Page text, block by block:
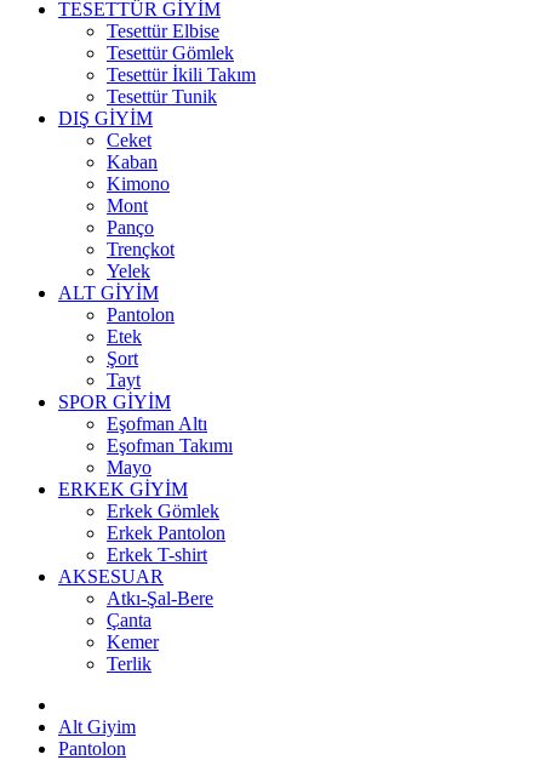
TESETTÜR GİYİM
Tesettür Elbise
Tesettür Gömlek
Tesettür İkili Takım
Tesettür Tunik
DIŞ GİYİM
Ceket
Kaban
Kimono
Mont
Panço
Trençkot
Yelek
ALT GİYİM
Pantolon
Etek
Şort
Tayt
SPOR GİYİM
Eşofman Altı
Eşofman Takımı
Mayo
ERKEK GİYİM
Erkek Gömlek
Erkek Pantolon
Erkek T-shirt
AKSESUAR
Atkı-Şal-Bere
Çanta
Kemer
Terlik
Alt Giyim
Pantolon